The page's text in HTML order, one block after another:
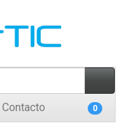
Contacto 0